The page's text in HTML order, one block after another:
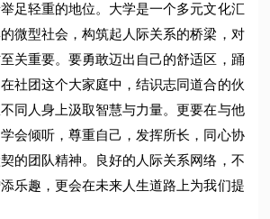
足轻重的地位。大学是一个多元文化汇
微型社会，构筑起人际关系的桥梁，对
关重要。要勇敢迈出自己的舒适区，踊
社团这个大家庭中，结识志同道合的伙
同人身上汲取智慧与力量。更要在与他
会倾听，尊重自己，发挥所长，同心协
的团队精神。良好的人际关系网络，不
乐趣，更会在未来人生道路上为我们提